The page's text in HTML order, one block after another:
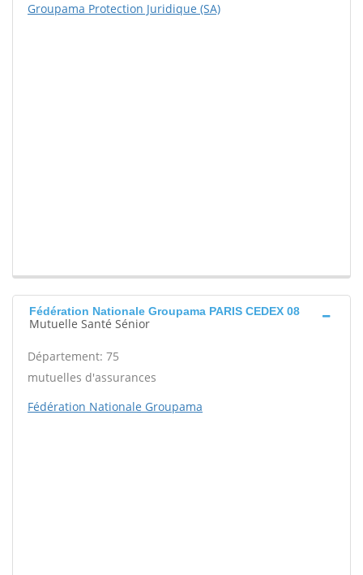
Groupama Protection Juridique (SA)
Fédération Nationale Groupama PARIS CEDEX 08
Mutuelle Santé Sénior
Département: 75
mutuelles d'assurances
Fédération Nationale Groupama